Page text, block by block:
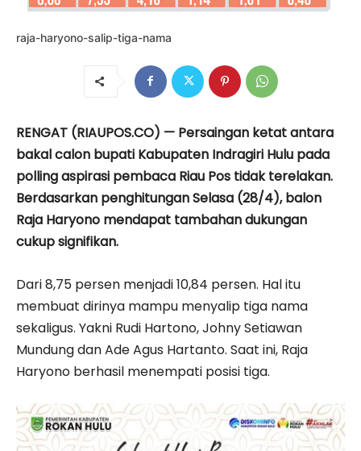
raja-haryono-salip-tiga-nama
RENGAT (RIAUPOS.CO) — Persaingan ketat antara
bakal calon bupati Kabupaten Indragiri Hulu pada
polling aspirasi pembaca Riau Pos tidak terelakan.
Berdasarkan penghitungan Selasa (28/4), balon
Raja Haryono mendapat tambahan dukungan
cukup signifikan.
Dari 8,75 persen menjadi 10,84 persen. Hal itu
membuat dirinya mampu menyalip tiga nama
sekaligus. Yakni Rudi Hartono, Johny Setiawan
Mundung dan Ade Agus Hartanto. Saat ini, Raja
Haryono berhasil menempati posisi tiga.